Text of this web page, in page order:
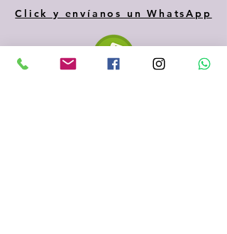
Click y envíanos un WhatsApp